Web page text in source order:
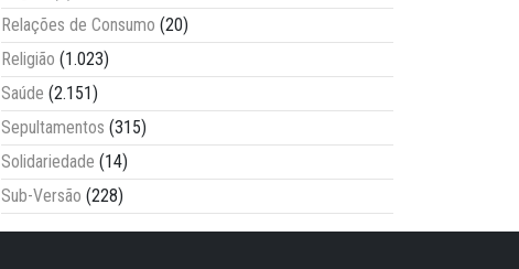
Relações de Consumo (20)
Religião (1.023)
Saúde (2.151)
Sepultamentos (315)
Solidariedade (14)
Sub-Versão (228)